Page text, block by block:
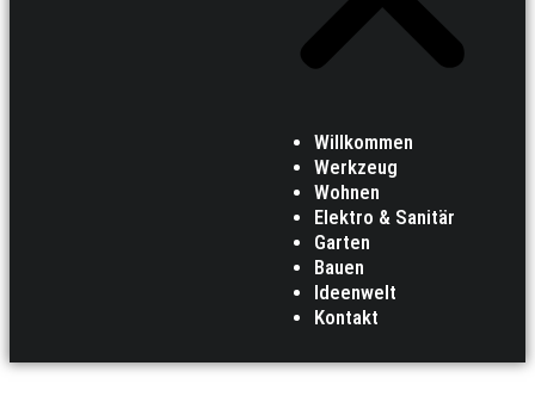
Willkommen
Werkzeug
Wohnen
Elektro & Sanitär
Garten
Bauen
Ideenwelt
Kontakt